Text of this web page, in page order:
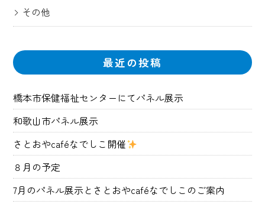
その他
最近の投稿
橋本市保健福祉センターにてパネル展示
和歌山市パネル展示
さとおやcaféなでしこ開催
８月の予定
7月のパネル展示とさとおやcaféなでしこのご案内